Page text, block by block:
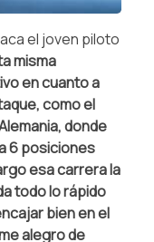
el joven piloto
misma
en cuanto a
como el
donde
6 posiciones
esa carrera la
todo lo rápido
bien en el
alegro de